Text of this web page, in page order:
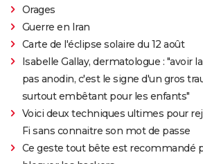
Orages
Guerre en Iran
Carte de l'éclipse solaire du 12 août
Isabelle Gallay, dermatologue : "avoir
pas anodin, c'est le signe d'un gros
surtout embêtant pour les enfants"
Voici deux techniques ultimes pour
Fi sans connaitre son mot de passe
Ce geste tout bête est recommandé